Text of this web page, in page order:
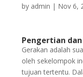
by admin | Nov 6,
Pengertian
Gerakan adalah
oleh sekelompok
tujuan tertentu.